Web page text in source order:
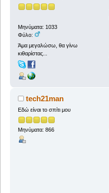
Μηνύματα: 1033
Φύλο:
Άμα μεγαλώσω, θα γίνω
κιθαρίστας...
tech21man
Εδώ είναι το σπίτι μου
Μηνύματα: 866